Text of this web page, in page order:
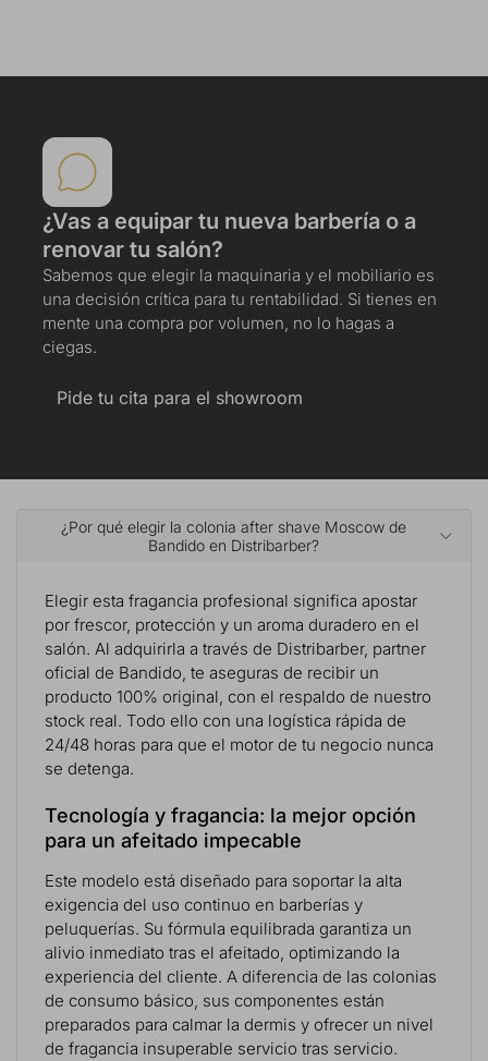
¿Vas a equipar tu nueva barbería o a
renovar tu salón?
Sabemos que elegir la maquinaria y el mobiliario es
una decisión crítica para tu rentabilidad. Si tienes en
mente una compra por volumen, no lo hagas a
ciegas.
Pide tu cita para el showroom
¿Por qué elegir la colonia after shave Moscow de
Bandido en Distribarber?
Elegir esta fragancia profesional significa apostar
por frescor, protección y un aroma duradero en el
salón. Al adquirirla a través de Distribarber, partner
oficial de Bandido, te aseguras de recibir un
producto 100% original, con el respaldo de nuestro
stock real. Todo ello con una logística rápida de
24/48 horas para que el motor de tu negocio nunca
se detenga.
Tecnología y fragancia: la mejor opción
para un afeitado impecable
Este modelo está diseñado para soportar la alta
exigencia del uso continuo en barberías y
peluquerías. Su fórmula equilibrada garantiza un
alivio inmediato tras el afeitado, optimizando la
experiencia del cliente. A diferencia de las colonias
de consumo básico, sus componentes están
preparados para calmar la dermis y ofrecer un nivel
de fragancia insuperable servicio tras servicio.